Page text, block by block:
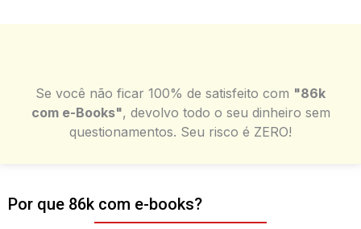
Se você não ficar 100% de satisfeito com "86k
com e-Books", devolvo todo o seu dinheiro sem
questionamentos. Seu risco é ZERO!
Por que 86k com e-books?